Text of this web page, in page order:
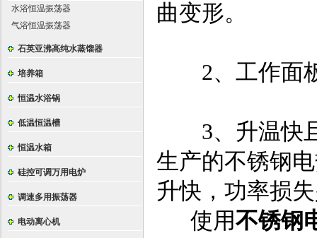
水浴恒温振荡器
气浴恒温振荡器
石英亚沸高纯水蒸馏器
培养箱
恒温水浴锅
低温恒温槽
恒温水箱
硅控可调万用电炉
调速多用振荡器
电动离心机
曲变形。
2、工作面板
3、升温快且
生产的不锈钢
升快，功率损
使用不锈钢